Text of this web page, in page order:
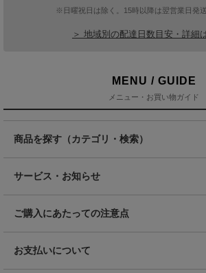
※日曜祝日は除く。15時以降は翌営業日発送
＞ 地域別の配達日数目安・詳細
MENU / GUIDE
メニュー・お買い物ガイド
商品を探す（カテゴリ・検索）
サービス・お知らせ
ご購入にあたっての注意点
お支払いについて